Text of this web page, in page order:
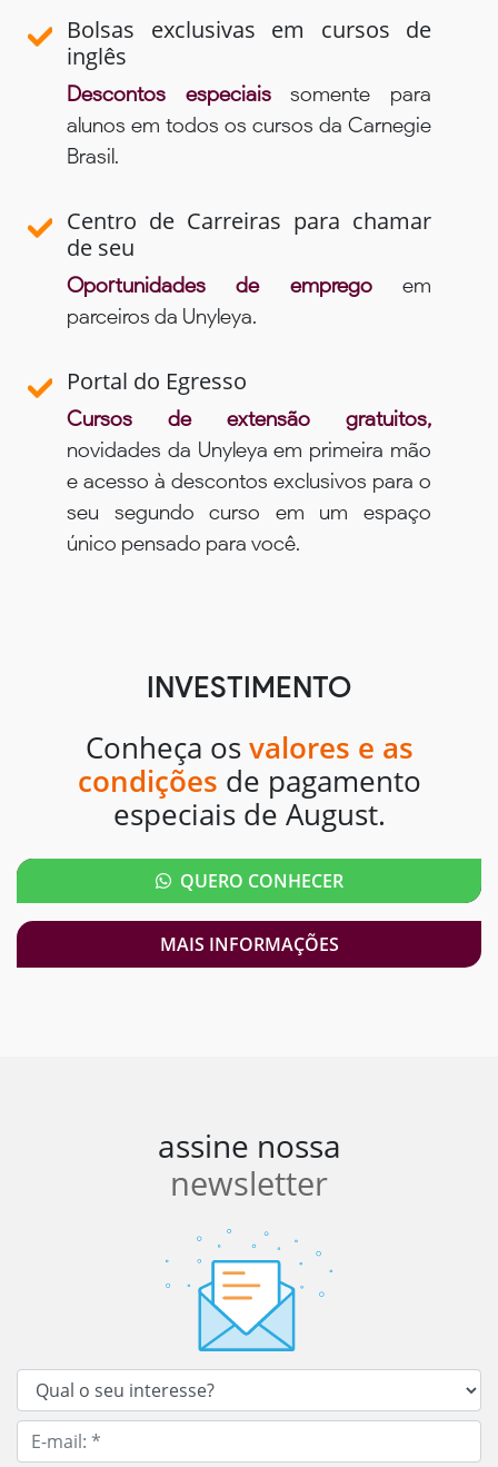
Bolsas exclusivas em cursos de
inglês
Descontos especiaissomente para
alunos em todos os cursos da Carnegie
Brasil.
Centro de Carreiras para chamar
de seu
Oportunidades de empregoem
parceiros da Unyleya.
Portal do Egresso
Cursos de extensão gratuitos,
novidades da Unyleya em primeira mão
e acesso à descontos exclusivos para o
seu segundo curso em um espaço
único pensado para você.
INVESTIMENTO
Conheça os valores e as
condições de pagamento
especiais de August.
QUERO CONHECER
MAIS INFORMAÇÕES
assine nossa
newsletter